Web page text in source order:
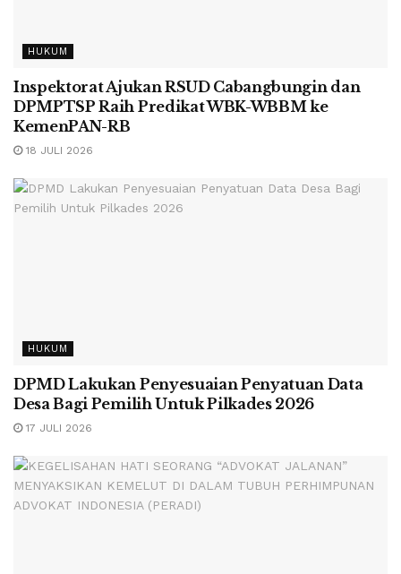
HUKUM
Inspektorat Ajukan RSUD Cabangbungin dan
DPMPTSP Raih Predikat WBK-WBBM ke
KemenPAN-RB
18 JULI 2026
HUKUM
DPMD Lakukan Penyesuaian Penyatuan Data
Desa Bagi Pemilih Untuk Pilkades 2026
17 JULI 2026